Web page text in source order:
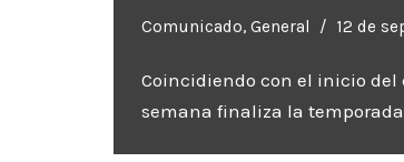
Comunicado, General 12 de
Coincidiendo con el inicio del
semana finaliza la